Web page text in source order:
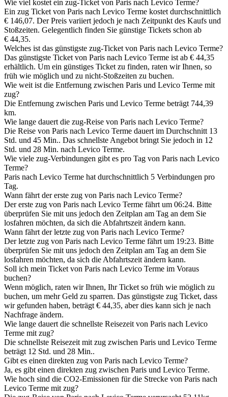
Wie viel kostet ein zug-Ticket von Paris nach Levico Terme?
Ein zug Ticket von Paris nach Levico Terme kostet durchschnittlich
€ 146,07. Der Preis variiert jedoch je nach Zeitpunkt des Kaufs und
Stoßzeiten. Gelegentlich finden Sie günstige Tickets schon ab
€ 44,35.
Welches ist das günstigste zug-Ticket von Paris nach Levico Terme?
Das günstigste Ticket von Paris nach Levico Terme ist ab € 44,35
erhältlich. Um ein günstiges Ticket zu finden, raten wir Ihnen, so
früh wie möglich und zu nicht-Stoßzeiten zu buchen.
Wie weit ist die Entfernung zwischen Paris und Levico Terme mit
zug?
Die Entfernung zwischen Paris und Levico Terme beträgt 744,39
km.
Wie lange dauert die zug-Reise von Paris nach Levico Terme?
Die Reise von Paris nach Levico Terme dauert im Durchschnitt 13
Std. und 45 Min.. Das schnellste Angebot bringt Sie jedoch in 12
Std. und 28 Min. nach Levico Terme.
Wie viele zug-Verbindungen gibt es pro Tag von Paris nach Levico
Terme?
Paris nach Levico Terme hat durchschnittlich 5 Verbindungen pro
Tag.
Wann fährt der erste zug von Paris nach Levico Terme?
Der erste zug von Paris nach Levico Terme fährt um 06:24. Bitte
überprüfen Sie mit uns jedoch den Zeitplan am Tag an dem Sie
losfahren möchten, da sich die Abfahrtszeit ändern kann.
Wann fährt der letzte zug von Paris nach Levico Terme?
Der letzte zug von Paris nach Levico Terme fährt um 19:23. Bitte
überprüfen Sie mit uns jedoch den Zeitplan am Tag an dem Sie
losfahren möchten, da sich die Abfahrtszeit ändern kann.
Soll ich mein Ticket von Paris nach Levico Terme im Voraus
buchen?
Wenn möglich, raten wir Ihnen, Ihr Ticket so früh wie möglich zu
buchen, um mehr Geld zu sparren. Das günstigste zug Ticket, dass
wir gefunden haben, beträgt € 44,35, aber dies kann sich je nach
Nachfrage ändern.
Wie lange dauert die schnellste Reisezeit von Paris nach Levico
Terme mit zug?
Die schnellste Reisezeit mit zug zwischen Paris und Levico Terme
beträgt 12 Std. und 28 Min..
Gibt es einen direkten zug von Paris nach Levico Terme?
Ja, es gibt einen direkten zug zwischen Paris und Levico Terme.
Wie hoch sind die CO2-Emissionen für die Strecke von Paris nach
Levico Terme mit zug?